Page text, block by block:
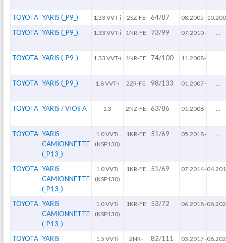
TOYOTA YARIS (_P9_) 1.33 VVT-i 2SZ-FE 64/87 08.2005-
TOYOTA YARIS (_P9_) 1.33 VVT-i 1NR-FE 73/99 07.2010-
TOYOTA YARIS (_P9_) 1.33 VVT-i 1NR-FE 74/100 11.2008-
TOYOTA YARIS (_P9_) 1.8 VVT-i 2ZR-FE 98/133 01.2007-
TOYOTA YARIS / VIOS A 1.3 2NZ-FE 63/86 01.2006-
TOYOTA YARIS
CAMIONNETTE
(_P13_)
1.0 VVTi
(KSP130)
1KR-FE 51/69 05.2018-
TOYOTA YARIS
CAMIONNETTE
(_P13_)
1.0 VVTi
(KSP130)
1KR-FE 51/69 07.2014-
TOYOTA YARIS
CAMIONNETTE
(_P13_)
1.0 VVTi
(KSP130)
1KR-FE 53/72 06.2018-
TOYOTA YARIS
1.5 VVTi
2NR-
82/111 03.2017-